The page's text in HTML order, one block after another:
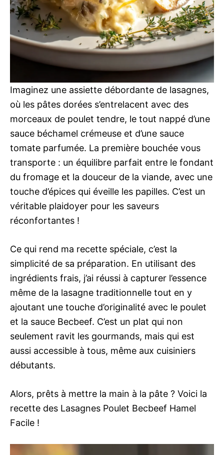
Imaginez une assiette débordante de lasagnes,
où les pâtes dorées s’entrelacent avec des
morceaux de poulet tendre, le tout nappé d’une
sauce béchamel crémeuse et d’une sauce
tomate parfumée. La première bouchée vous
transporte : un équilibre parfait entre le fondant
du fromage et la douceur de la viande, avec une
touche d’épices qui éveille les papilles. C’est un
véritable plaidoyer pour les saveurs
réconfortantes !
Ce qui rend ma recette spéciale, c’est la
simplicité de sa préparation. En utilisant des
ingrédients frais, j’ai réussi à capturer l’essence
même de la lasagne traditionnelle tout en y
ajoutant une touche d’originalité avec le poulet
et la sauce Becbeef. C’est un plat qui non
seulement ravit les gourmands, mais qui est
aussi accessible à tous, même aux cuisiniers
débutants.
Alors, prêts à mettre la main à la pâte ? Voici la
recette des Lasagnes Poulet Becbeef Hamel
Facile !